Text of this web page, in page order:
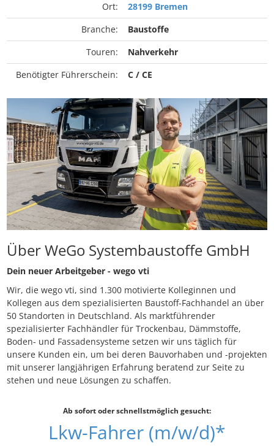
Ort:
28199 Bremen
Branche:
Baustoffe
Touren:
Nahverkehr
Benötigter Führerschein:
C / CE
Über WeGo Systembaustoffe GmbH
Dein neuer Arbeitgeber - wego vti
Wir, die wego vti, sind 1.300 motivierte Kolleginnen und
Kollegen aus dem spezialisierten Baustoff-Fachhandel an über
50 Standorten in Deutschland. Als marktführender
spezialisierter Fachhändler für Trockenbau, Dämmstoffe,
Boden- und Fassadensysteme setzen wir uns täglich für
unsere Kunden ein, um bei deren Bauvorhaben und -projekten
mit unserer langjährigen Erfahrung beratend zur Seite zu
stehen und neue Lösungen zu schaffen.
Ab sofort oder schnellstmöglich gesucht:
Lkw-Fahrer (m/w/d)*